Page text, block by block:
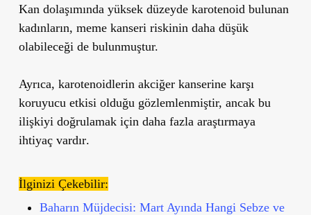
Kan dolaşımında yüksek düzeyde karotenoid bulunan
kadınların, meme kanseri riskinin daha düşük
olabileceği de bulunmuştur.
Ayrıca, karotenoidlerin akciğer kanserine karşı
koruyucu etkisi olduğu gözlemlenmiştir, ancak bu
ilişkiyi doğrulamak için daha fazla araştırmaya
ihtiyaç vardır.
İlginizi Çekebilir:
Baharın Müjdecisi: Mart Ayında Hangi Sebze ve